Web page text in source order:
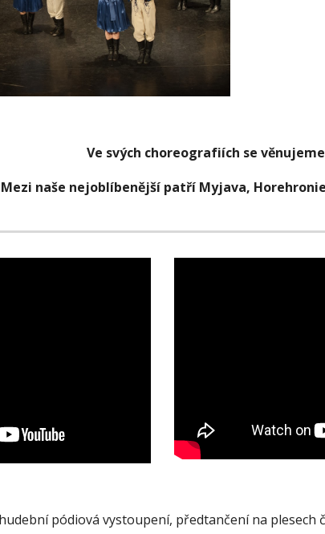
Ve svých choreografiích se
Mezi naše nejoblíbenější patří Myjava,
pódiová vystoupení, předtančení na plesech